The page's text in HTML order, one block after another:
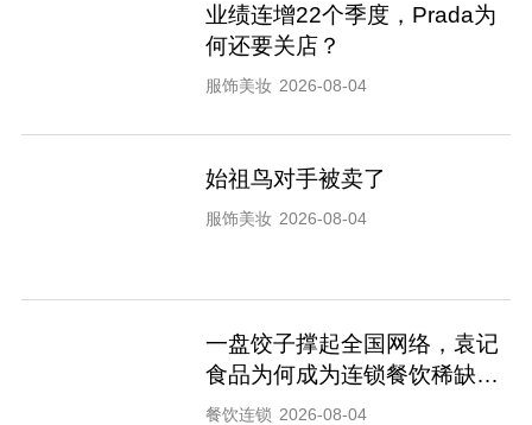
业绩连增22个季度，Prada为
何还要关店？
服饰美妆 2026-08-04
始祖鸟对手被卖了
服饰美妆 2026-08-04
一盘饺子撑起全国网络，袁记
食品为何成为连锁餐饮稀缺样
本
餐饮连锁 2026-08-04